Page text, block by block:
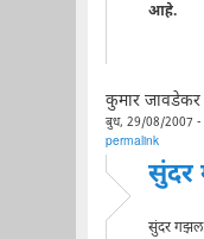
आहे.
कुमार जावडेकर
बुध, 29/08/2007 -
permalink
सुंदर